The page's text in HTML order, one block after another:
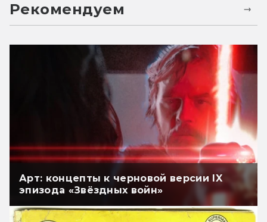
Рекомендуем
Арт: концепты к черновой версии IX
эпизода «Звёздных войн»